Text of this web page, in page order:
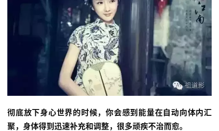
益
慈
彻底放下身心世界的时候，你会感到能量在自动向体内汇
聚，身体得到迅速补充和调整，很多顽疾不治而愈。